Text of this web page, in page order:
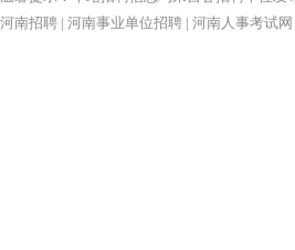
河南招聘 | 河南事业单位招聘 | 河南人事考试网